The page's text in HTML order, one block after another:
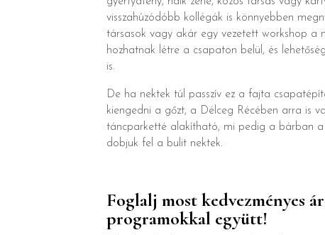
visszahúzódóbb kollégák is könnyebben
társasok vagy akár egy vezetett workshop a
hozhatnak létre a csapaton belül, és
is.
De ha nektek túl passzív ez a fajta
kiengedni a gőzt, a Délceg Récében arra is
táncparketté alakítható, mi pedig a bárban a
dobjuk fel a bulit nektek.
Foglalj most kedvezményes
programokkal együtt!